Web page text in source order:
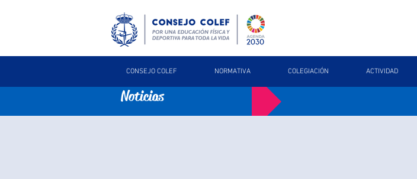
CONSEJO COLEF NORMATIVA COLEGIACIÓN ACTIVIDAD
Noticias